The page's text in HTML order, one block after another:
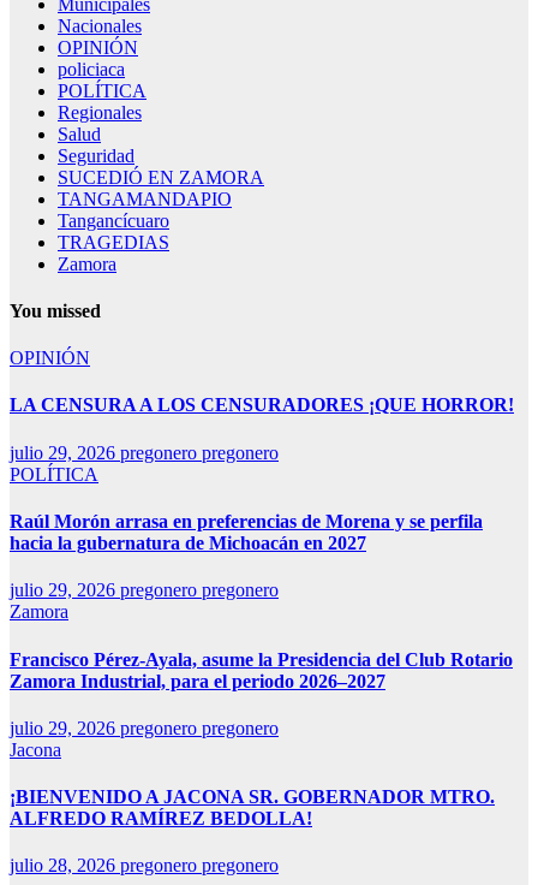
Nacionales
OPINIÓN
policiaca
POLÍTICA
Regionales
Salud
Seguridad
SUCEDIÓ EN ZAMORA
TANGAMANDAPIO
Tangancícuaro
TRAGEDIAS
Zamora
You missed
OPINIÓN
LA CENSURA A LOS CENSURADORES ¡QUE HORROR!
julio 29, 2026 pregonero pregonero
POLÍTICA
Raúl Morón arrasa en preferencias de Morena y se perfila
hacia la gubernatura de Michoacán en 2027
julio 29, 2026 pregonero pregonero
Zamora
Francisco Pérez-Ayala, asume la Presidencia del Club Rotario
Zamora Industrial, para el periodo 2026–2027
julio 29, 2026 pregonero pregonero
Jacona
¡BIENVENIDO A JACONA SR. GOBERNADOR MTRO.
ALFREDO RAMÍREZ BEDOLLA!
julio 28, 2026 pregonero pregonero